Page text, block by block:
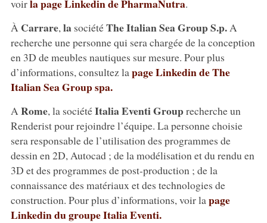
voirla page Linkedin de PharmaNutra.
À Carrare, la sociétéThe Italian Sea Group S.p.A
recherche une personne qui sera chargée de la conception
en 3D de meubles nautiques sur mesure. Pour plus
d’informations, consultez la page Linkedin de The
Italian Sea Group spa.
A Rome, la sociétéItalia Eventi Group recherche un
Renderist pour rejoindre l’équipe. La personne choisie
sera responsable de l’utilisation des programmes de
dessin en 2D, Autocad ; de la modélisation et du rendu en
3D et des programmes de post-production ; de la
connaissance des matériaux et des technologies de
construction. Pour plus d’informations, voir la page
Linkedin du groupe Italia Eventi.